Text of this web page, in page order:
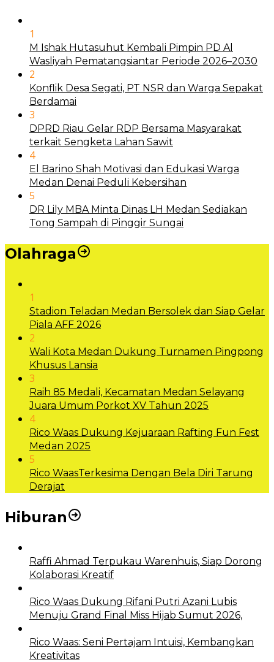
1
M Ishak Hutasuhut Kembali Pimpin PD Al
Wasliyah Pematangsiantar Periode 2026–2030
2
Konflik Desa Segati, PT NSR dan Warga Sepakat
Berdamai
3
DPRD Riau Gelar RDP Bersama Masyarakat
terkait Sengketa Lahan Sawit
4
El Barino Shah Motivasi dan Edukasi Warga
Medan Denai Peduli Kebersihan
5
DR Lily MBA Minta Dinas LH Medan Sediakan
Tong Sampah di Pinggir Sungai
Olahraga
1
Stadion Teladan Medan Bersolek dan Siap Gelar
Piala AFF 2026
2
Wali Kota Medan Dukung Turnamen Pingpong
Khusus Lansia
3
Raih 85 Medali, Kecamatan Medan Selayang
Juara Umum Porkot XV Tahun 2025
4
Rico Waas Dukung Kejuaraan Rafting Fun Fest
Medan 2025
5
Rico WaasTerkesima Dengan Bela Diri Tarung
Derajat
Hiburan
Raffi Ahmad Terpukau Warenhuis, Siap Dorong
Kolaborasi Kreatif
Rico Waas Dukung Rifani Putri Azani Lubis
Menuju Grand Final Miss Hijab Sumut 2026,
Rico Waas: Seni Pertajam Intuisi, Kembangkan
Kreativitas